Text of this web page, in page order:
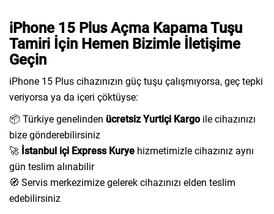
iPhone 15 Plus Açma Kapama Tuşu
Tamiri İçin Hemen Bizimle İletişime
Geçin
iPhone 15 Plus cihazınızın güç tuşu çalışmıyorsa, geç tepki
veriyorsa ya da içeri çöktüyse:
📦 Türkiye genelinden ücretsiz Yurtiçi Kargoile cihazınızı
bize gönderebilirsiniz
🚀 İstanbul içi Express Kurye hizmetimizle cihazınız aynı
gün teslim alınabilir
🧭 Servis merkezimize gelerek cihazınızı elden teslim
edebilirsiniz